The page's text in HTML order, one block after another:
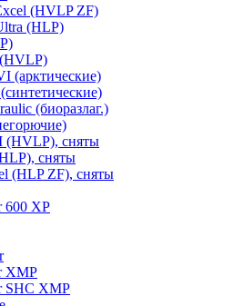
(HVLP ZF)
(HLP)
(арктические)
(биоразлаг.)
(HVLP), сняты
сняты
(HLP ZF), сняты
600 XP
XMP
SHC XMP